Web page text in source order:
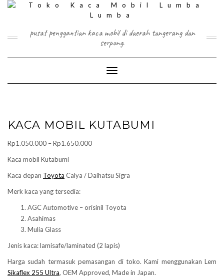
Skip
pusat penggantian kaca mobil di daerah tangerang dan
serpong.
Toggle Navigation
KACA MOBIL KUTABUMI
Rp1.050.000 –Rp1.650.000Price
through
Kaca mobil Kutabumi
Kaca depan Toyota Calya / Daihatsu Sigra
Merk kaca yang tersedia:
AGC Automotive – orisinil Toyota
Asahimas
Mulia Glass
Jenis kaca: lamisafe/laminated (2 lapis)
Harga sudah termasuk pemasangan di toko. Kami menggunakan Lem
Sikaflex 255 Ultra, OEM Approved, Made in Japan.